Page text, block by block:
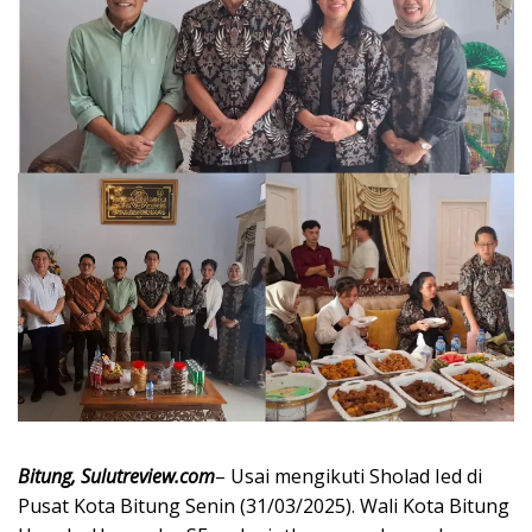
Bitung, Sulutreview.com– Usai mengikuti Sholad Ied di
Pusat Kota Bitung Senin (31/03/2025). Wali Kota Bitung